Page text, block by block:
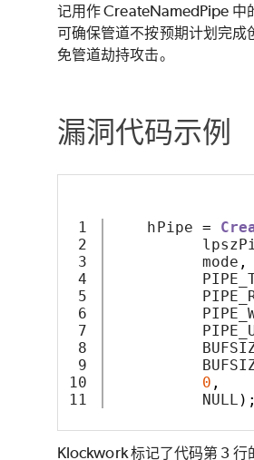
记用作 CreateNamedPipe 中
可确保管道不按预期计划完成
免管道劫持攻击。
漏洞代码示例
1
2
3
4
5
6
7
8
9
10
hPipe =
mode ,
0 ,
NULL );
Klockwork 标记了代码第 3 行